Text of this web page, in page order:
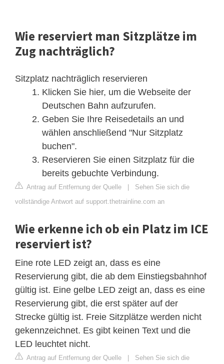
Wie reserviert man Sitzplätze im
Zug nachträglich?
Sitzplatz nachträglich reservieren
Klicken Sie hier, um die Webseite der
Deutschen Bahn aufzurufen.
Geben Sie Ihre Reisedetails an und
wählen anschließend "Nur Sitzplatz
buchen".
Reservieren Sie einen Sitzplatz für die
bereits gebuchte Verbindung.
Antrag auf Entfernung der Quelle | Sehen Sie sich die
vollständige Antwort auf support.thetrainline.com an
Wie erkenne ich ob ein Platz im ICE
reserviert ist?
Eine rote LED zeigt an, dass es eine
Reservierung gibt, die ab dem Einstiegsbahnhof
gültig ist. Eine gelbe LED zeigt an, dass es eine
Reservierung gibt, die erst später auf der
Strecke gültig ist. Freie Sitzplätze werden nicht
gekennzeichnet. Es gibt keinen Text und die
LED leuchtet nicht.
Antrag auf Entfernung der Quelle | Sehen Sie sich die